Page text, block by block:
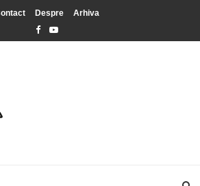
Despre Arhiva